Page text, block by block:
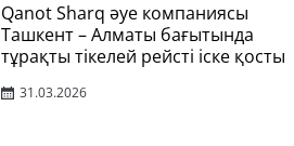
Qanot Sharq әуе компаниясы
Ташкент – Алматы бағытында
тұрақты тікелей рейсті іске қосты
31.03.2026